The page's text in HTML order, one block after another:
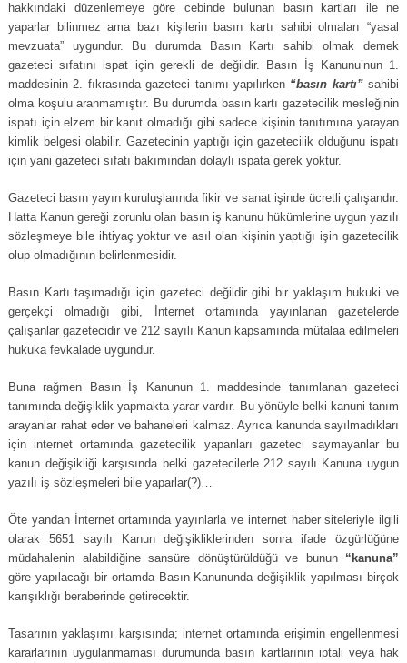
hakkındaki düzenlemeye göre cebinde bulunan basın kartları ile ne
yaparlar bilinmez ama bazı kişilerin basın kartı sahibi olmaları “yasal
mevzuata” uygundur. Bu durumda Basın Kartı sahibi olmak demek
gazeteci sıfatını ispat için gerekli de değildir. Basın İş Kanunu’nun 1.
maddesinin 2. fıkrasında gazeteci tanımı yapılırken “basın kartı” sahibi
olma koşulu aranmamıştır. Bu durumda basın kartı gazetecilik mesleğinin
ispatı için elzem bir kanıt olmadığı gibi sadece kişinin tanıtımına yarayan
kimlik belgesi olabilir. Gazetecinin yaptığı için gazetecilik olduğunu ispatı
için yani gazeteci sıfatı bakımından dolaylı ispata gerek yoktur.
Gazeteci basın yayın kuruluşlarında fikir ve sanat işinde ücretli çalışandır.
Hatta Kanun gereği zorunlu olan basın iş kanunu hükümlerine uygun yazılı
sözleşmeye bile ihtiyaç yoktur ve asıl olan kişinin yaptığı işin gazetecilik
olup olmadığının belirlenmesidir.
Basın Kartı taşımadığı için gazeteci değildir gibi bir yaklaşım hukuki ve
gerçekçi olmadığı gibi, İnternet ortamında yayınlanan gazetelerde
çalışanlar gazetecidir ve 212 sayılı Kanun kapsamında mütalaa edilmeleri
hukuka fevkalade uygundur.
Buna rağmen Basın İş Kanunun 1. maddesinde tanımlanan gazeteci
tanımında değişiklik yapmakta yarar vardır. Bu yönüyle belki kanuni tanım
arayanlar rahat eder ve bahaneleri kalmaz. Ayrıca kanunda sayılmadıkları
için internet ortamında gazetecilik yapanları gazeteci saymayanlar bu
kanun değişikliği karşısında belki gazetecilerle 212 sayılı Kanuna uygun
yazılı iş sözleşmeleri bile yaparlar(?)…
Öte yandan İnternet ortamında yayınlarla ve internet haber siteleriyle ilgili
olarak 5651 sayılı Kanun değişikliklerinden sonra ifade özgürlüğüne
müdahalenin alabildiğine sansüre dönüştürüldüğü ve bunun “kanuna”
göre yapılacağı bir ortamda Basın Kanununda değişiklik yapılması birçok
karışıklığı beraberinde getirecektir.
Tasarının yaklaşımı karşısında; internet ortamında erişimin engellenmesi
kararlarının uygulanmaması durumunda basın kartlarının iptali veya hak